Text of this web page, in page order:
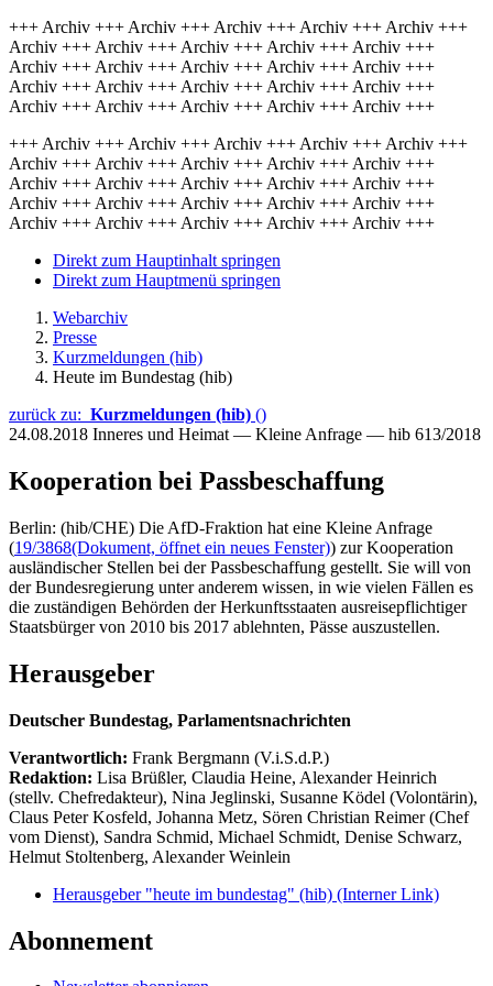
+++ Archiv +++ Archiv +++ Archiv +++ Archiv +++ Archiv +++
Archiv +++ Archiv +++ Archiv +++ Archiv +++ Archiv +++
Archiv +++ Archiv +++ Archiv +++ Archiv +++ Archiv +++
Archiv +++ Archiv +++ Archiv +++ Archiv +++ Archiv +++
Archiv +++ Archiv +++ Archiv +++ Archiv +++ Archiv +++
+++ Archiv +++ Archiv +++ Archiv +++ Archiv +++ Archiv +++
Archiv +++ Archiv +++ Archiv +++ Archiv +++ Archiv +++
Archiv +++ Archiv +++ Archiv +++ Archiv +++ Archiv +++
Archiv +++ Archiv +++ Archiv +++ Archiv +++ Archiv +++
Archiv +++ Archiv +++ Archiv +++ Archiv +++ Archiv +++
Direkt zum Hauptinhalt springen
Direkt zum Hauptmenü springen
Webarchiv
Presse
Kurzmeldungen (hib)
Heute im Bundestag (hib)
zurück zu: Kurzmeldungen (hib) ()
24.08.2018 Inneres und Heimat — Kleine Anfrage — hib 613/2018
Kooperation bei Passbeschaffung
Berlin: (hib/CHE) Die AfD-Fraktion hat eine Kleine Anfrage
(19/3868(Dokument, öffnet ein neues Fenster)) zur Kooperation
ausländischer Stellen bei der Passbeschaffung gestellt. Sie will von
der Bundesregierung unter anderem wissen, in wie vielen Fällen es
die zuständigen Behörden der Herkunftsstaaten ausreisepflichtiger
Staatsbürger von 2010 bis 2017 ablehnten, Pässe auszustellen.
Herausgeber
Deutscher Bundestag, Parlamentsnachrichten
Verantwortlich: Frank Bergmann (V.i.S.d.P.)
Redaktion: Lisa Brüßler, Claudia Heine, Alexander Heinrich
(stellv. Chefredakteur), Nina Jeglinski, Susanne Ködel (Volontärin),
Claus Peter Kosfeld, Johanna Metz, Sören Christian Reimer (Chef
vom Dienst), Sandra Schmid, Michael Schmidt, Denise Schwarz,
Helmut Stoltenberg, Alexander Weinlein
Herausgeber "heute im bundestag" (hib) (Interner Link)
Abonnement